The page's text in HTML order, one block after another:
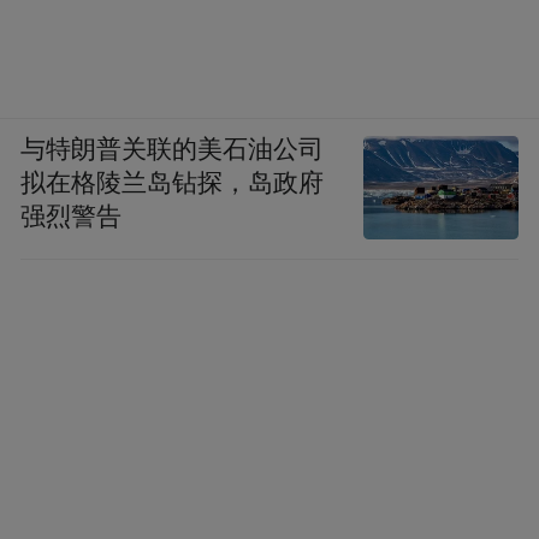
与特朗普关联的美石油公司
拟在格陵兰岛钻探，岛政府
强烈警告